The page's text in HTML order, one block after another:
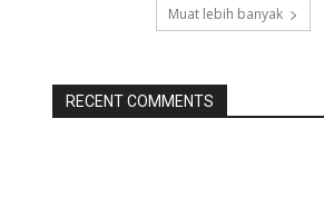
Muat lebih banyak
RECENT COMMENTS